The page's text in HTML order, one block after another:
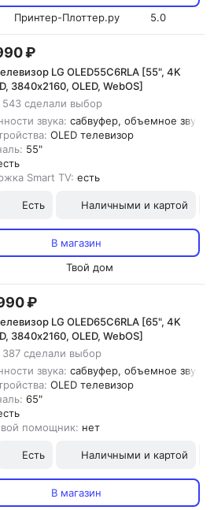
Принтер-Плоттер.ру
5.0
₽
LG OLED55C6RLA [55", 4K
3840х2160, OLED, WebOS]
543 сделали выбор
звука: сабвуфер, объемное
OLED телевизор
55"
Smart TV: есть
Есть Наличными и картой
В магазин
Твой дом
₽
LG OLED65C6RLA [65", 4K
3840х2160, OLED, WebOS]
387 сделали выбор
звука: сабвуфер, объемное
OLED телевизор
65"
помощник: нет
Есть Наличными и картой
В магазин